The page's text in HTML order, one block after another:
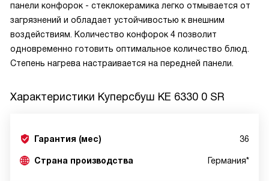
панели конфорок - стеклокерамика легко отмывается от
загрязнений и обладает устойчивостью к внешним
воздействиям. Количество конфорок 4 позволит
одновременно готовить оптимальное количество блюд.
Степень нагрева настраивается на передней панели.
Характеристики Куперсбуш KE 6330 0 SR
Гарантия (мес) 36
Страна производства Германия*